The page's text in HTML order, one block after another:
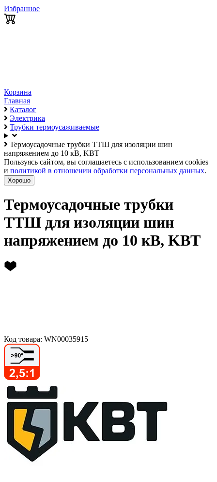
Избранное
Корзина
Главная
Каталог
Электрика
Трубки термоусаживаемые
Термоусадочные трубки ТТШ для изоляции шин
напряжением до 10 кВ, KBT
Пользуясь сайтом, вы соглашаетесь с использованием cookies
и политикой в отношении обработки персональных данных.
Хорошо
Термоусадочные трубки
ТТШ для изоляции шин
напряжением до 10 кВ, KBT
Код товара: WN00035915